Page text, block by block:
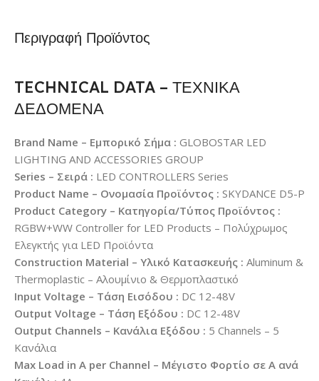
Περιγραφή Προϊόντος
TECHNICAL DATA – ΤΕΧΝΙΚΑ
ΔΕΔΟΜΕΝΑ
Brand Name – Εμπορικό Σήμα : GLOBOSTAR LED
LIGHTING AND ACCESSORIES GROUP
Series – Σειρά : LED CONTROLLERS Series
Product Name – Ονομασία Προϊόντος : SKYDANCE D5-P
Product Category – Κατηγορία/Τύπος Προϊόντος :
RGBW+WW Controller for LED Products – Πολύχρωμος
Ελεγκτής για LED Προϊόντα
Construction Material – Υλικό Κατασκευής : Aluminum &
Thermoplastic – Αλουμίνιο & Θερμοπλαστικό
Input Voltage – Τάση Εισόδου : DC 12-48V
Output Voltage – Τάση Εξόδου : DC 12-48V
Output Channels – Κανάλια Εξόδου : 5 Channels – 5
Κανάλια
Max Load in A per Channel – Μέγιστο Φορτίο σε A ανά